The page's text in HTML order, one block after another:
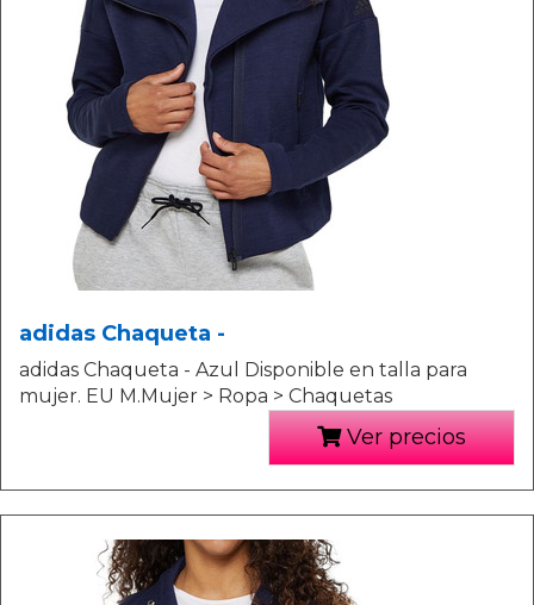
adidas Chaqueta -
adidas Chaqueta - Azul Disponible en talla para
mujer. EU M.Mujer > Ropa > Chaquetas
Ver precios